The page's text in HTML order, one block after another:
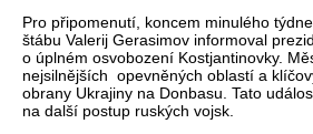
Pro připomenutí, koncem minulého
štábu Valerij Gerasimov informoval
o úplném osvobození Kostjantinovky.
nejsilnějších opevněných oblastí a
obrany Ukrajiny na Donbasu. Tato
na další postup ruských vojsk.